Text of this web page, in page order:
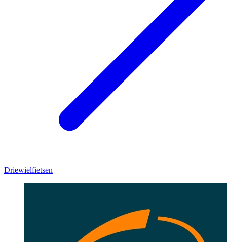
Driewielfietsen